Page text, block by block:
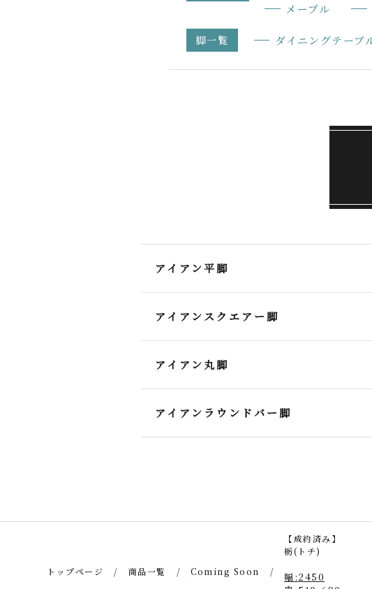
メープル
脚一覧 ダイニングテーブ
アイアン平脚
アイアンスクエアー脚
アイアン丸脚
アイアンラウンドバー脚
トップページ 商品一覧 Coming Soon
【成約済み】
栃(トチ)
幅:2450